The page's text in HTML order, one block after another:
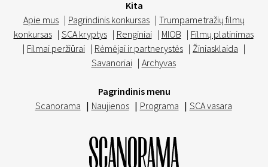
Kita
Apie mus | Pagrindinis konkursas | Trumpametražių filmų
konkursas | SCA kryptys | Renginiai | MIOB | Filmų platinimas
| Filmai peržiūrai | Rėmėjai ir partnerystės | Žiniasklaida |
Savanoriai | Archyvas
Pagrindinis menu
Scanorama | Naujienos | Programa | SCA vasara